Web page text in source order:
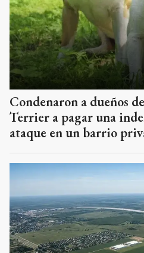
Condenaron a dueños
Terrier a pagar una
ataque en un barrio